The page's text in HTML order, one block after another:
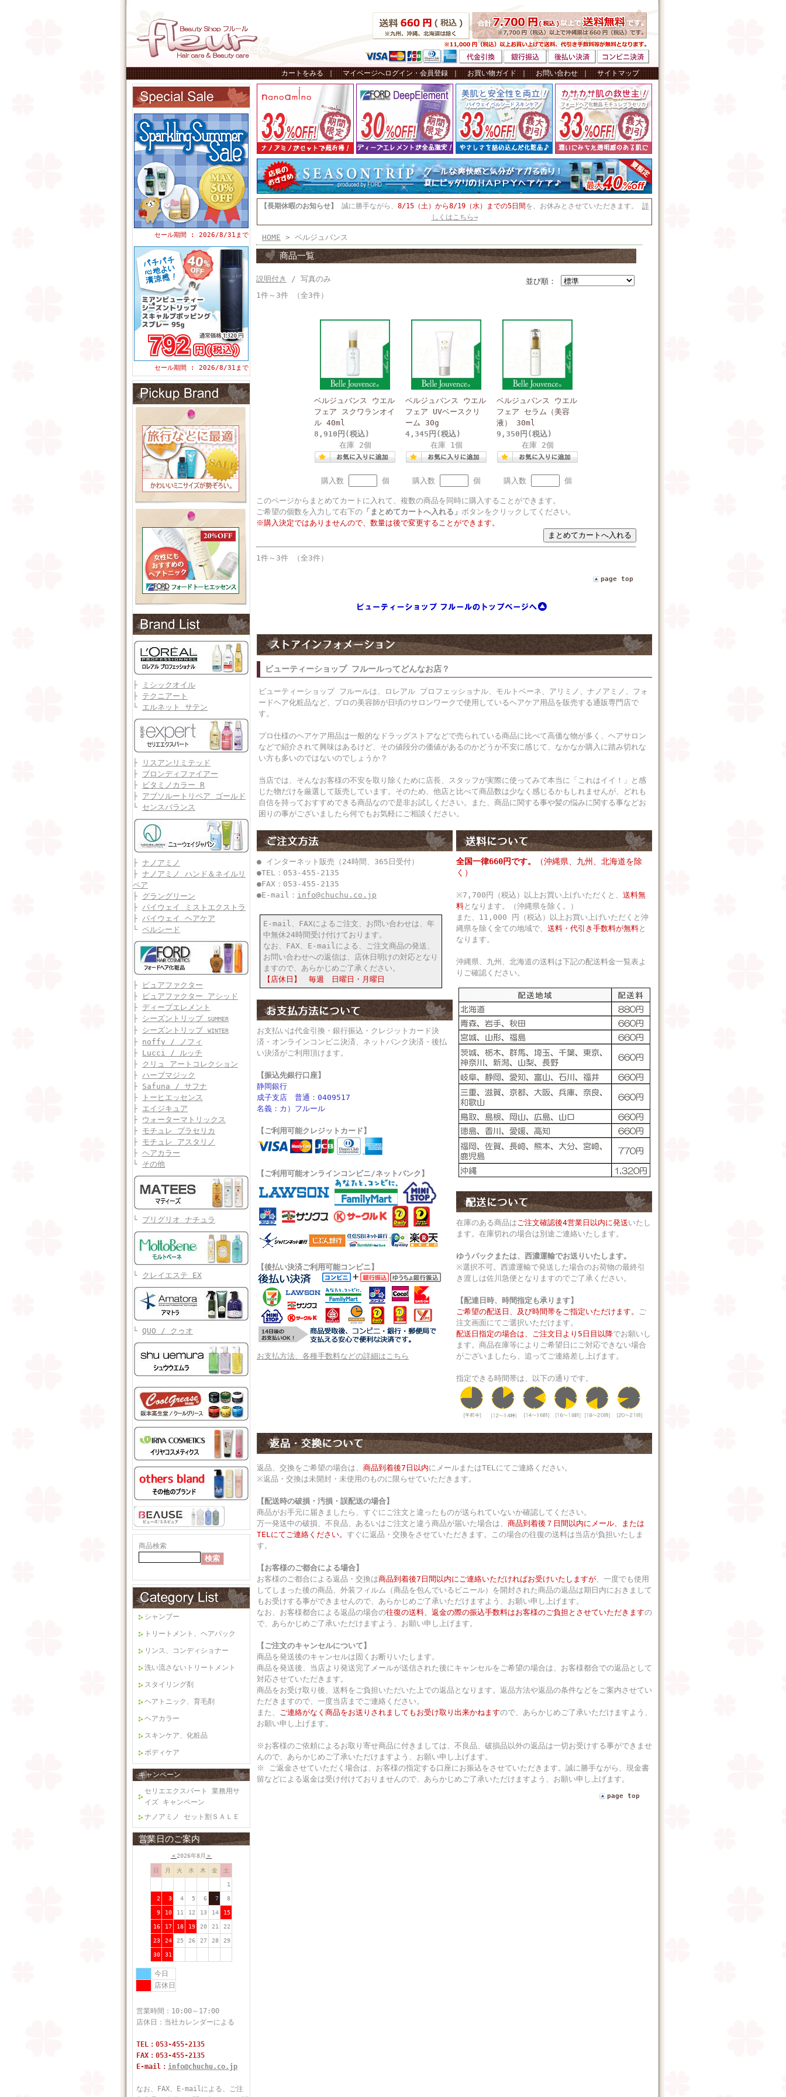
カートをみる｜ マイページへログイン・会員登録｜ お買い物ガイド｜ お問い合わせ｜ サイトマップ
セール期間 : 2026/8/31まで
セール期間 : 2026/8/31まで
├
ミシックオイル
├ テクニアート
└ エルネット サテン
├
リスアンリミテッド
├ ブロンディファイアー
├
ビタミノカラー R
├ アブソルートリペア ゴールド
└ センスバランス
├ ナノアミノ
├ ナノアミノ ハンド＆ネイルリ
ペア
├ グラングリーン
├ パイウェイ ミストエクストラ
├ パイウェイ ヘアケア
└ ペルシード
├
ピュアファクター
├
ピュアファクター アシッド
├ ディープエレメント
├ シーズントリップ SUMMER
├ シーズントリップ WINTER
├ noffy / ノフィ
├ Lucci / ルッチ
├ クリュ アートコレクション
├ ハーブマジック
├ Safuna / サフナ
├
トーヒエッセンス
├ エイジキュア
├ ウォーターマトリックス
├ モチュレ プラセリカ
├ モチュレ アスタリノ
├ ヘアカラー
└ その他
└ プリグリオ ナチュラ
└ クレイエステ EX
└ QUO / クゥオ
商品検索
シャンプー
トリートメント、ヘアパック
リンス、コンディショナー
洗い流さないトリートメント
スタイリング剤
ヘアトニック、育毛剤
ヘアカラー
スキンケア、化粧品
ボディケア
キャンペーン
セリエエクスパート 業務用サ
イズ キャンペーン
ナノアミノ セット割ＳＡＬＥ
営業日のご案内
＜ 2026年8月 ＞
日 月 火 水 木 金 土
1
2 3 4 5 6 7 8
9 10 11 12 13 14 15
16 17 18 19 20 21 22
23 24 25 26 27 28 29
30 31
今日
店休日
営業時間：10:00～17:00
店休日：当社カレンダーによる
TEL：053-455-2135
FAX：053-455-2135
E-mail： info@chuchu.co.jp
なお、FAX、E-mailによる、ご注
【長期休暇のお知らせ】 誠に勝手ながら、 8/15（土）から8/19（水）までの5日間を、お休みとさせていただきます。 詳
しくはこちら→
HOME > ベルジュバンス
商品一覧
並び順：
説明付き
/ 写真のみ
1件～3件 （全3件）
ベルジュバンス ウエル
フェア スクワランオイ
ル 40ml
8,910円(税込)
在庫 2個
購入数 個
ベルジュバンス ウエル
フェア UVベースクリ
ーム 30g
4,345円(税込)
在庫 1個
購入数 個
ベルジュバンス ウエル
フェア セラム（美容
液） 30ml
9,350円(税込)
在庫 2個
購入数 個
このページからまとめてカートに入れて、複数の商品を同時に購入することができます。
ご希望の個数を入力して右下の 「まとめてカートへ入れる」 ボタンをクリックしてください。
※購入決定ではありませんので、数量は後で変更することができます。
1件～3件 （全3件）
page top
ビューティーショップ フルールってどんなお店？
ビューティーショップ フルールは、ロレアル プロフェッショナル、モルトベーネ、アリミノ、ナノアミノ、フォ
ードヘア化粧品など、プロの美容師が日頃のサロンワークで使用しているヘアケア用品を販売する通販専門店で
す。
プロ仕様のヘアケア用品は一般的なドラッグストアなどで売られている商品に比べて高価な物が多く、ヘアサロン
などで紹介されて興味はあるけど、その値段分の価値があるのかどうか不安に感じて、なかなか購入に踏み切れな
い方も多いのではないのでしょうか？
当店では、そんなお客様の不安を取り除くために店長、スタッフが実際に使ってみて本当に「これはイイ！」と感
じた物だけを厳選して販売しています。そのため、他店と比べて商品数は少なく感じるかもしれませんが、どれも
自信を持っておすすめできる商品なので是非お試しください。また、商品に関する事や髪の悩みに関する事などお
困りの事がございましたら何でもお気軽にご相談ください。
● インターネット販売（24時間、365日受付）
●TEL：053-455-2135
●FAX：053-455-2135
●E-mail： info@chuchu.co.jp
E-mail、FAXによるご注文、お問い合わせは、年
中無休24時間受け付けております。
なお、FAX、E-mailによる、ご注文商品の発送、
お問い合わせへの返信は、店休日明けの対応となり
ますので、あらかじめご了承ください。
【店休日】 毎週 日曜日・月曜日
お支払いは代金引換・銀行振込・クレジットカード決
済・オンラインコンビニ決済、ネットバンク決済・後払
い決済がご利用頂けます。
【振込先銀行口座】
静岡銀行
成子支店 普通：0409517
名義：カ）フルール
【ご利用可能クレジットカード】
【ご利用可能オンラインコンビニ/ネットバンク】
【後払い決済ご利用可能コンビニ】
お支払方法、各種手数料などの詳細はこちら
全国一律660円です。
（沖縄県、九州、北海道を除
く）
※7,700円（税込）以上お買い上げいただくと、 送料無
料となります。（沖縄県を除く。）
また、11,000 円（税込）以上お買い上げいただくと沖
縄県を除く全ての地域で、 送料・代引き手数料が無料と
なります。
沖縄県、九州、北海道の送料は下記の配送料金一覧表よ
りご確認ください。
在庫のある商品はご注文確認後4営業日以内に発送いたし
ます。在庫切れの場合は別途ご連絡いたします。
ゆうパックまたは、西濃運輸でお送りいたします。
※選択不可。西濃運輸で発送した場合のお荷物の最終引
き渡しは佐川急便となりますのでご了承ください。
【配達日時、時間指定も承ります】
ご希望の配送日、及び時間帯をご指定いただけます。 ご
注文画面にてご選択いただけます。
配送日指定の場合は、ご注文日より5日目以降でお願いし
ます。商品在庫等によりご希望日にご対応できない場合
がございましたら、追ってご連絡差し上げます。
指定できる時間帯は、以下の通りです。
返品、交換をご希望の場合は、 商品到着後7日以内にメールまたはTELにてご連絡ください。
※返品・交換は未開封・未使用のものに限らせていただきます。
【配送時の破損・汚損・誤配送の場合】
商品がお手元に届きましたら、すぐにご注文と違ったものが送られていないか確認してください。
万一発送中の破損、不良品、あるいはご注文と違う商品が届いた場合は、 商品到着後７日間以内にメール、または
TELにてご連絡ください。 すぐに返品・交換をさせていただきます。この場合の往復の送料は当店が負担いたしま
す。
【お客様のご都合による場合】
お客様のご都合による返品・交換は商品到着後7日間以内にご連絡いただければお受けいたしますが、一度でも使用
してしまった後の商品、外装フィルム（商品を包んでいるビニール）を開封された商品の返品は期日内におきまして
もお受けする事ができませんので、あらかじめご了承いただけますよう、お願い申し上げます。
なお、お客様都合による返品の場合の往復の送料、返金の際の振込手数料はお客様のご負担とさせていただきますの
で、あらかじめご了承いただけますよう、お願い申し上げます。
【ご注文のキャンセルについて】
商品を発送後のキャンセルは固くお断りいたします。
商品を発送後、当店より発送完了メールが送信された後にキャンセルをご希望の場合は、お客様都合での返品として
対応させていただきます。
商品をお受け取り後、送料をご負担いただいた上での返品となります。返品方法や返品の条件などをご案内させてい
ただきますので、一度当店までご連絡ください。
また、 ご連絡がなく商品をお送りされましてもお受け取り出来かねますので、あらかじめご了承いただけますよう、
お願い申し上げます。
※お客様のご依頼によるお取り寄せ商品に付きましては、不良品、破損品以外の返品は一切お受けする事ができませ
んので、あらかじめご了承いただけますよう、お願い申し上げます。
※ ご返金させていただく場合は、お客様の指定する口座にお振込をさせていただきます。誠に勝手ながら、現金書
留などによる返金は受け付けておりませんので、あらかじめご了承いただけますよう、お願い申し上げます。
page top